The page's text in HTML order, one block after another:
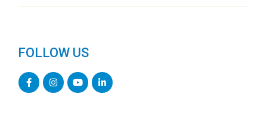
FOLLOW US